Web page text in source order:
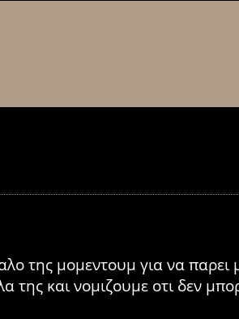
της μομεντουμ για να παρει
και νομιζουμε οτι δεν